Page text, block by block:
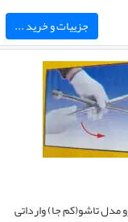
جزییات و خرید ...